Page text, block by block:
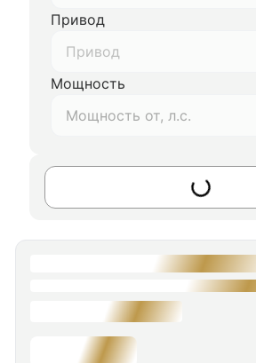
Привод
Привод
Мощность